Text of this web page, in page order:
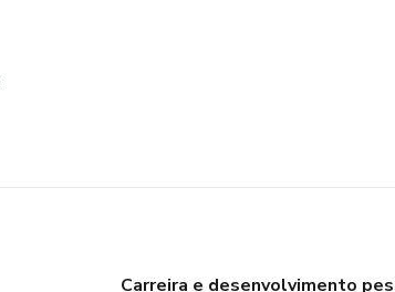
Carreira e desenvolvimento